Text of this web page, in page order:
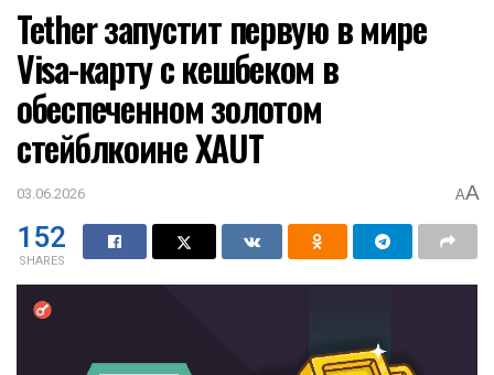
Tether запустит первую в мире
Visa-карту с кешбеком в
обеспеченном золотом
стейблкоине XAUT
03.06.2026 AA
152
SHARES